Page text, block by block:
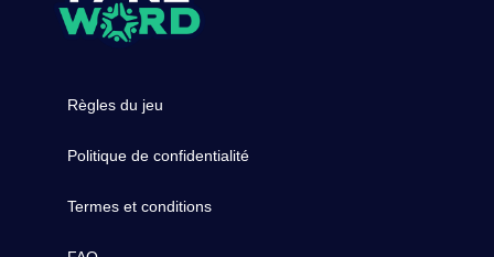
Règles du jeu
Politique de confidentialité
Termes et conditions